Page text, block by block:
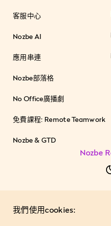
客服中心
Nozbe AI
應用串連
Nozbe部落格
No Office廣播劇
免費課程: Remote Teamwork
Nozbe & GTD
Nozbe
我們使用cookies: